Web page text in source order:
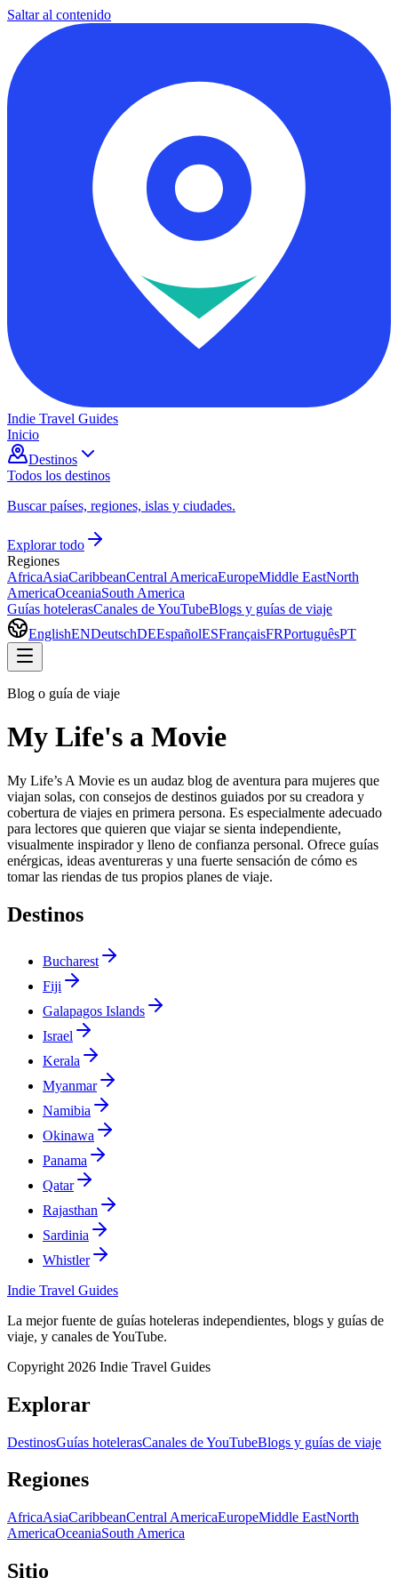
Saltar al contenido
Indie Travel Guides
Inicio
Destinos
Todos los destinos
Buscar países, regiones, islas y ciudades.
Explorar todo
Regiones
AfricaAsiaCaribbeanCentral AmericaEuropeMiddle EastNorth
AmericaOceaniaSouth America
Guías hotelerasCanales de YouTubeBlogs y guías de viaje
EnglishENDeutschDEEspañolESFrançaisFRPortuguêsPT
Blog o guía de viaje
My Life's a Movie
My Life’s A Movie es un audaz blog de aventura para mujeres que
viajan solas, con consejos de destinos guiados por su creadora y
cobertura de viajes en primera persona. Es especialmente adecuado
para lectores que quieren que viajar se sienta independiente,
visualmente inspirador y lleno de confianza personal. Ofrece guías
enérgicas, ideas aventureras y una fuerte sensación de cómo es
tomar las riendas de tus propios planes de viaje.
Destinos
Bucharest
Fiji
Galapagos Islands
Israel
Kerala
Myanmar
Namibia
Okinawa
Panama
Qatar
Rajasthan
Sardinia
Whistler
Indie Travel Guides
La mejor fuente de guías hoteleras independientes, blogs y guías de
viaje, y canales de YouTube.
Copyright 2026 Indie Travel Guides
Explorar
DestinosGuías hotelerasCanales de YouTubeBlogs y guías de viaje
Regiones
AfricaAsiaCaribbeanCentral AmericaEuropeMiddle EastNorth
AmericaOceaniaSouth America
Sitio